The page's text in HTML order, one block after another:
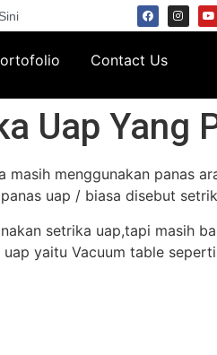
Contact Us
Uap Yang
menggunakan panas
uap / biasa disebut
setrika uap,tapi masih
yaitu Vacuum table